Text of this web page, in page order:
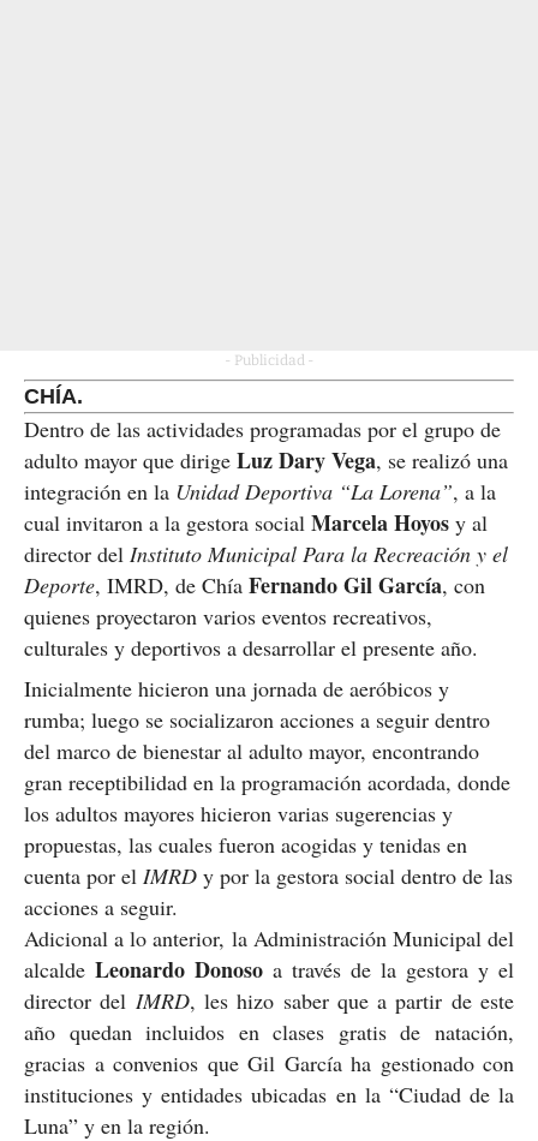
- Publicidad -
CHÍA.
Dentro de las actividades programadas por el grupo de
adulto mayor que dirige Luz Dary Vega, se realizó una
integración en la Unidad Deportiva “La Lorena”, a la
cual invitaron a la gestora social Marcela Hoyos y al
director del Instituto Municipal Para la Recreación y el
Deporte, IMRD, de Chía Fernando Gil García, con
quienes proyectaron varios eventos recreativos,
culturales y deportivos a desarrollar el presente año.
Inicialmente hicieron una jornada de aeróbicos y
rumba; luego se socializaron acciones a seguir dentro
del marco de bienestar al adulto mayor, encontrando
gran receptibilidad en la programación acordada, donde
los adultos mayores hicieron varias sugerencias y
propuestas, las cuales fueron acogidas y tenidas en
cuenta por el IMRD y por la gestora social dentro de las
acciones a seguir.
Adicional a lo anterior, la Administración Municipal del
alcalde Leonardo Donoso a través de la gestora y el
director del IMRD, les hizo saber que a partir de este
año quedan incluidos en clases gratis de natación,
gracias a convenios que Gil García ha gestionado con
instituciones y entidades ubicadas en la “Ciudad de la
Luna” y en la región.